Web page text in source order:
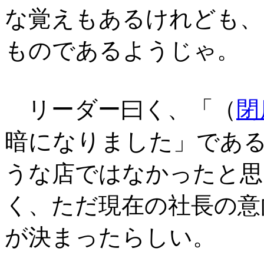
な覚えもあるけれども
ものであるようじゃ。
リーダー曰く、「（
暗になりました 」であ
うな店ではなかったと
く、ただ現在の社長の
が決まったらしい。